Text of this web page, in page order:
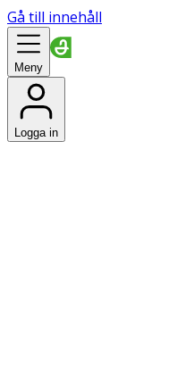
Gå till innehåll
Meny
Logga in